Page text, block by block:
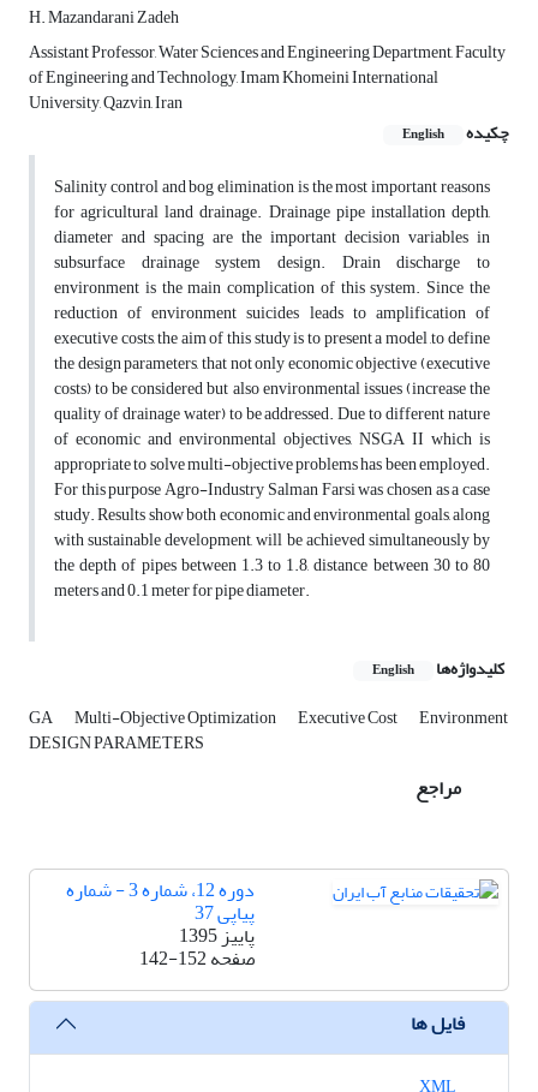
H. Mazandarani Zadeh
Assistant Professor, Water Sciences and Engineering Department, Faculty
of Engineering and Technology, Imam Khomeini International
University, Qazvin, Iran
چکیده
English
Salinity control and bog elimination is the most important reasons
for agricultural land drainage. Drainage pipe installation depth,
diameter and spacing are the important decision variables in
subsurface drainage system design. Drain discharge to
environment is the main complication of this system. Since the
reduction of environment suicides leads to amplification of
executive costs, the aim of this study is to present a model ,to define
the design parameters, that not only economic objective (executive
costs) to be considered but also environmental issues (increase the
quality of drainage water) to be addressed. Due to different nature
of economic and environmental objectives, NSGA II which is
appropriate to solve multi-objective problems has been employed.
For this purpose Agro-Industry Salman Farsi was chosen as a case
study. Results show both economic and environmental goals, along
with sustainable development, will be achieved simultaneously by
the depth of pipes between 1.3 to 1.8, distance between 30 to 80
meters and 0.1 meter for pipe diameter.
کلیدواژه‌ها English
GA Multi-Objective Optimization Executive Cost Environment
DESIGN PARAMETERS
مراجع
دوره 12، شماره 3 - شماره
پیاپی 37
پاییز 1395
صفحه142-152
فایل ها